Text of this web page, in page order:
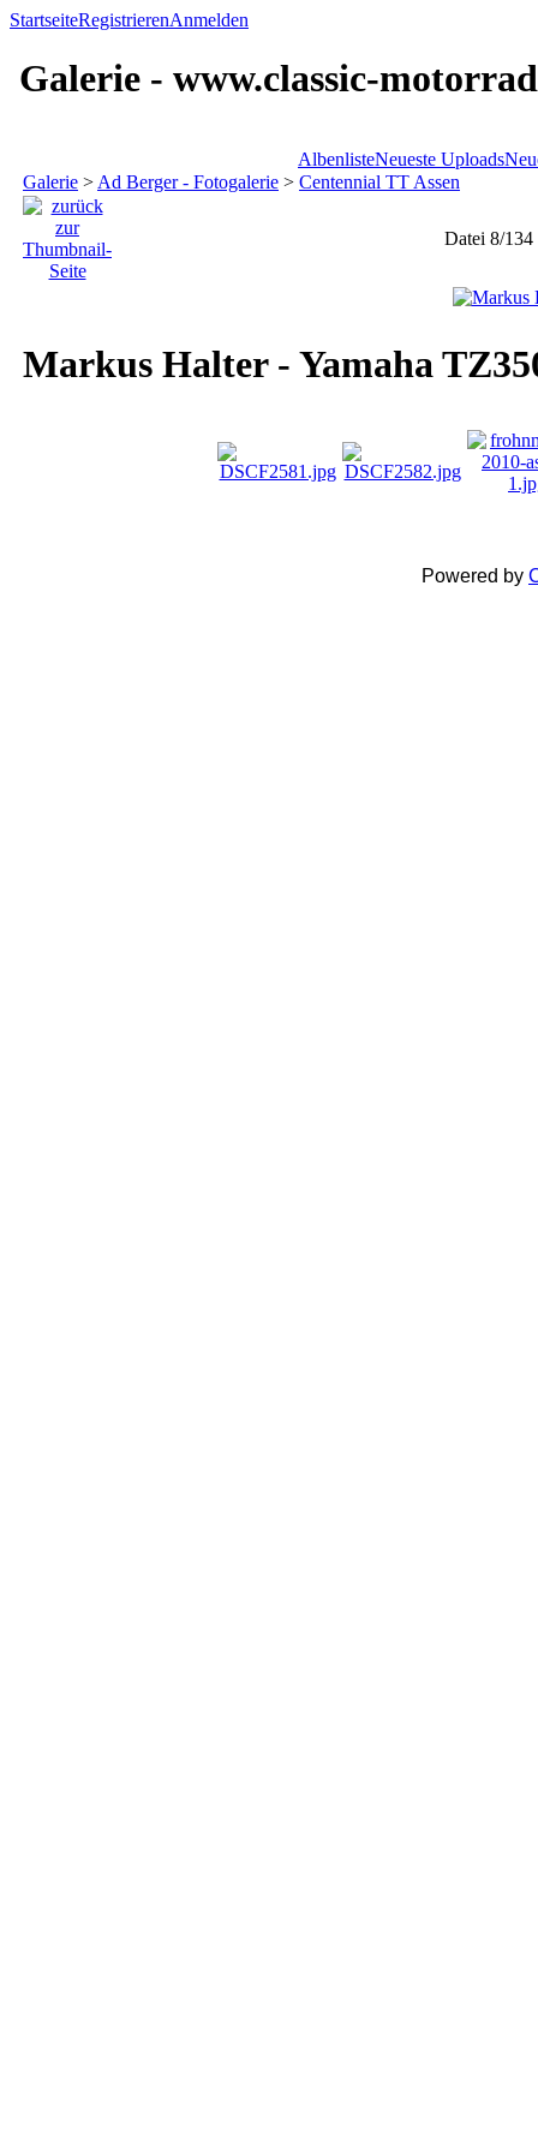
StartseiteRegistrierenAnmelden
Galerie - www.classic-
AlbenlisteNeueste Uploads
Galerie > Ad Berger - Fotogalerie > Centennial TT Assen
Datei 8/134
Markus Halter - Yamaha
Powered by